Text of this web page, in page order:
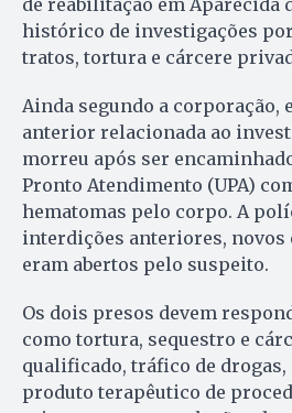
de reabilitação em Aparecida
histórico de investigações
tratos, tortura e cárcere
Ainda segundo a corporação,
anterior relacionada ao
morreu após ser
Pronto Atendimento (UPA)
hematomas pelo corpo. A
interdições anteriores, novos
eram abertos pelo suspeito.
Os dois presos devem
como tortura, sequestro e
qualificado, tráfico de drogas,
produto terapêutico de